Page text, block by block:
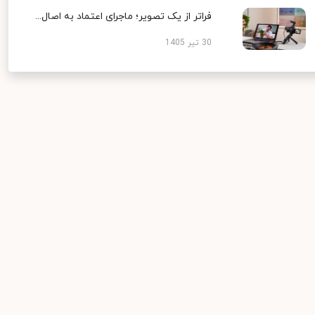
فراتر از یک تصویر؛ ماجرای اعتماد به اصال...
30 تیر 1405